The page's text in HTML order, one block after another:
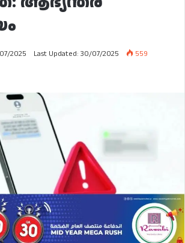
2025 Last Updated: 30/07/2025
559